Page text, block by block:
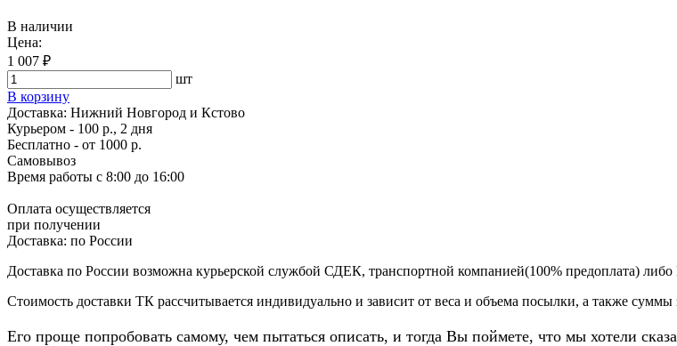
В наличии
Цена:
1 007 ₽
шт
В корзину
Доставка: Нижний Новгород и Кстово
Курьером - 100 р., 2 дня
Бесплатно - от 1000 р.
Самовывоз
Время работы с 8:00 до 16:00
Оплата осуществляется
при получении
Доставка: по России
Доставка по России возможна курьерской службой СДЕК, транспортной компанией(100% предоплата)
Стоимость доставки ТК рассчитывается индивидуально и зависит от веса и объема посылки, а также суммы
Его проще попробовать самому, чем пытаться описать, и тогда Вы поймете, что мы хотели